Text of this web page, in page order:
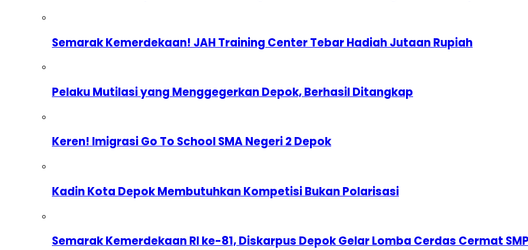
Semarak Kemerdekaan! JAH Training Center Tebar Hadiah Jutaan Rupiah
Pelaku Mutilasi yang Menggegerkan Depok, Berhasil Ditangkap
Keren! Imigrasi Go To School SMA Negeri 2 Depok
Kadin Kota Depok Membutuhkan Kompetisi Bukan Polarisasi
Semarak Kemerdekaan RI ke-81, Diskarpus Depok Gelar Lomba Cerdas Cermat